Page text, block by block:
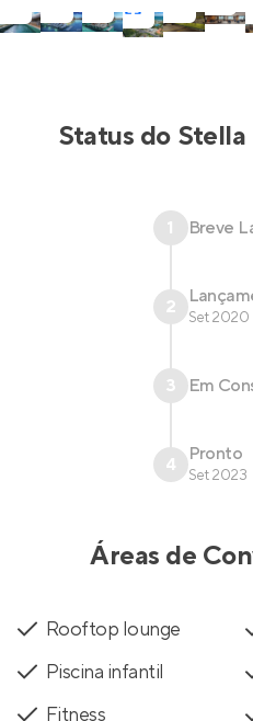
Status do Stella
1 Breve
2 Set 2020
3 Em
4 Pronto
Set 2023
Áreas de
Rooftop lounge
Piscina infantil
Fitness